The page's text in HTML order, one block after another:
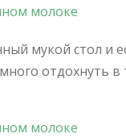
мукой стол и
отдохнуть